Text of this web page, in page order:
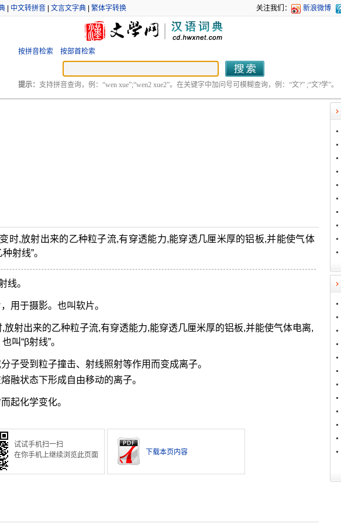
| 中文转拼音| 文言文字典| 繁体字转换 关注我们： 新浪微博
按拼音检索 按部首检索
提示： 支持拼音查询，例：“wen xue”;“wen2 xue2”。在关键字中加问号可模糊查询，例：“文?” ;“文?学”。
时,放射出来的乙种粒子流,有穿透能力,能穿透几厘米厚的铝板,并能使气体
射线”。
线。
用于摄影。也叫软片。
放射出来的乙种粒子流,有穿透能力,能穿透几厘米厚的铝板,并能使气体电离,
叫“β射线”。
子受到粒子撞击、射线照射等作用而变成离子。
融状态下形成自由移动的离子。
起化学变化。
试试手机扫一扫
在你手机上继续浏览此页面
下载本页内容